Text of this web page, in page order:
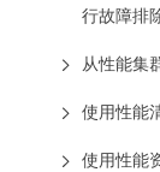
行故障排
从性能集
使用性能
使用性能